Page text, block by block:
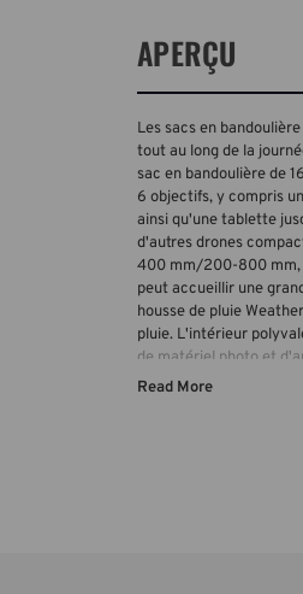
APERÇU
Les sacs en
tout au long de la
sac en bandoulière de
6 objectifs, y compris
ainsi qu'une tablette
d'autres drones
400 mm/200-800 mm,
peut accueillir une
housse de pluie
pluie. L'intérieur
de matériel photo et
Read More